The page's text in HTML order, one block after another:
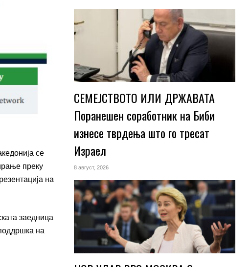
се
преку
на
заедница
на
СЕМЕЈСТВОТО ИЛИ ДРЖАВАТА
Поранешен соработник на Биби
изнесе тврдења што го тресат
Израел
8 август, 2026